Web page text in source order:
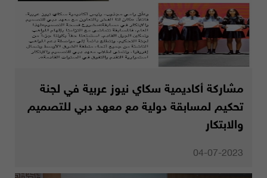
مشاركة أكاديمية سكاي نيوز عربية في لجنة
تحكيم لمسابقة دولية مع معهد دبي للتصميم
والابتكار
04-07-2023